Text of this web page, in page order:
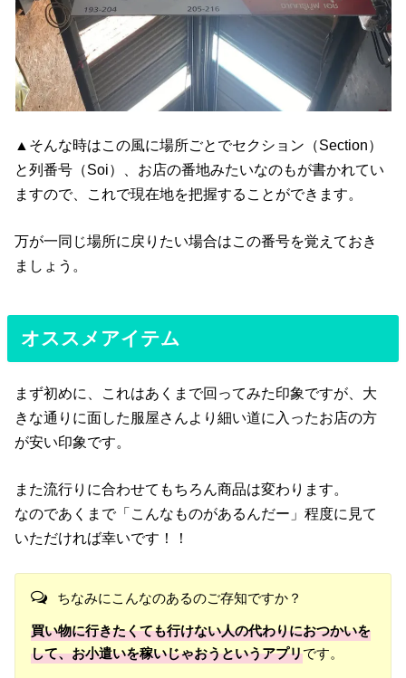
▲そんな時はこの風に場所ごとでセクション（Section）
と列番号（Soi）、お店の番地みたいなのもが書かれてい
ますので、これで現在地を把握することができます。
万が一同じ場所に戻りたい場合はこの番号を覚えておき
ましょう。
オススメアイテム
まず初めに、これはあくまで回ってみた印象ですが、大
きな通りに面した服屋さんより細い道に入ったお店の方
が安い印象です。
また流行りに合わせてもちろん商品は変わります。
なのであくまで「こんなものがあるんだー」程度に見て
いただければ幸いです！！
ちなみにこんなのあるのご存知ですか？
買い物に行きたくても行けない人の代わりにおつかいを
して、お小遣いを稼いじゃおうというアプリです。